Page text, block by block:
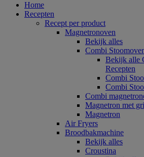
Home
Recepten
Recept per product
Magnetronoven
Bekijk alles
Combi
Bekijk alle
Recepten
Combi
Combi
Combi
Magnetron met
Magnetron
Air Fryers
Broodbakmachine
Bekijk alles
Croustina